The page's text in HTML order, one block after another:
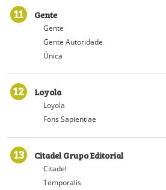
11 Gente
Gente
Gente Autoridade
Única
12 Loyola
Loyola
Fons Sapientiae
13 Citadel Grupo Editorial
Citadel
Temporalis